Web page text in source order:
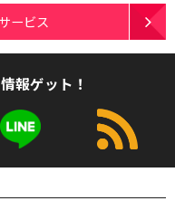
ービス
報ゲット！